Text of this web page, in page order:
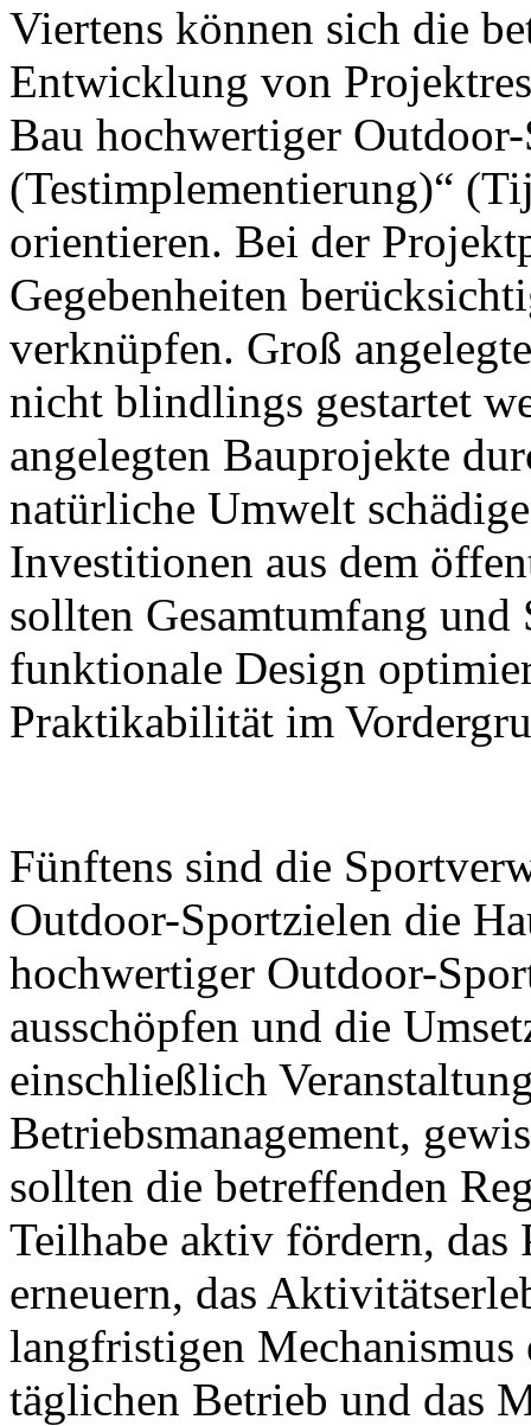
Viertens können sich die
Entwicklung von
Bau hochwertiger
(Testimplementierung)“
orientieren. Bei der
Gegebenheiten
verknüpfen. Groß
nicht blindlings gestartet
angelegten Bauprojekte
natürliche Umwelt
Investitionen aus dem
sollten Gesamtumfang
funktionale Design
Praktikabilität im
Fünftens sind die
Outdoor-Sportzielen die
hochwertiger Outdoor-
ausschöpfen und die
einschließlich
Betriebsmanagement,
sollten die betreffenden
Teilhabe aktiv fördern,
erneuern, das
langfristigen
täglichen Betrieb und das